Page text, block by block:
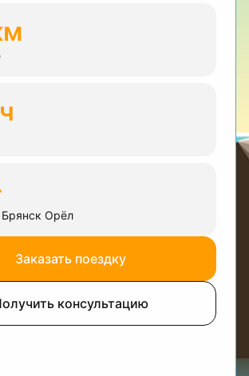
Брянск Орёл
Заказать поездку
консультацию